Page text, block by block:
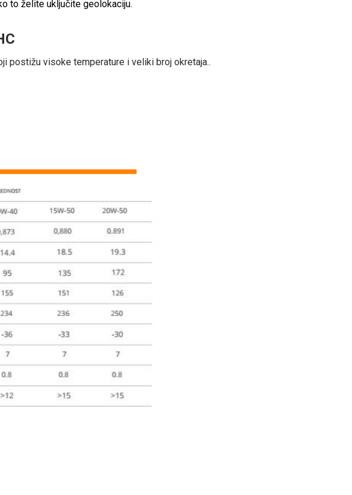
to želite uključite geolokaciju.
postižu visoke temperature i veliki broj okretaja..